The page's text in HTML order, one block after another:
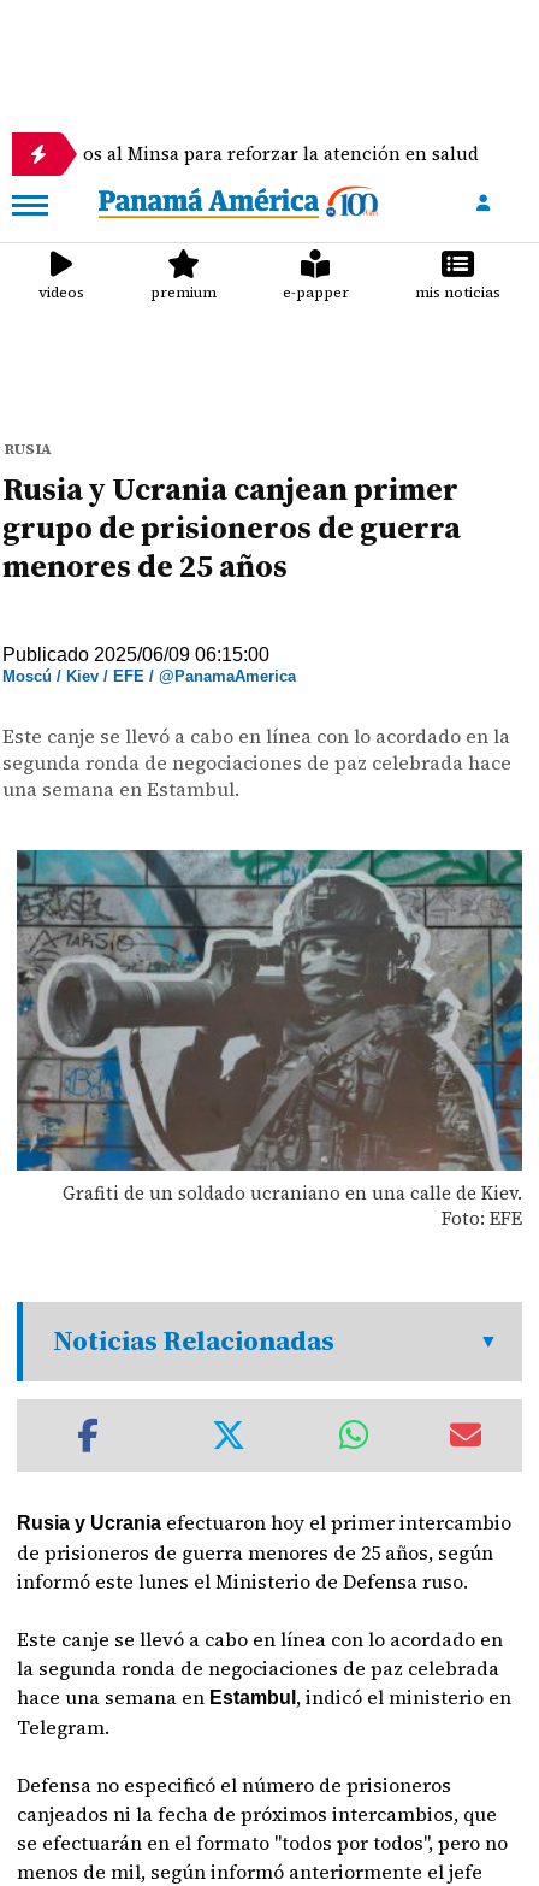
al Minsa para reforzar la atención en salud
videos premium e-papper mis noticias
RUSIA
Rusia y Ucrania canjean primer
grupo de prisioneros de guerra
menores de 25 años
Publicado 2025/06/09 06:15:00
Moscú / Kiev / EFE / @PanamaAmerica
Este canje se llevó a cabo en línea con lo acordado en la
segunda ronda de negociaciones de paz celebrada hace
una semana en Estambul.
Grafiti de un soldado ucraniano en una calle de Kiev.
Foto: EFE
Noticias Relacionadas
Rusia y Ucrania efectuaron hoy el primer intercambio
de prisioneros de guerra menores de 25 años, según
informó este lunes el Ministerio de Defensa ruso.
Este canje se llevó a cabo en línea con lo acordado en
la segunda ronda de negociaciones de paz celebrada
hace una semana en Estambul , indicó el ministerio en
Telegram.
Defensa no especificó el número de prisioneros
canjeados ni la fecha de próximos intercambios, que
se efectuarán en el formato "todos por todos", pero no
menos de mil, según informó anteriormente el jefe